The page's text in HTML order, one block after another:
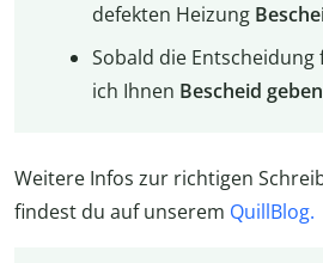
defekten Heizung
Sobald die
ich Ihnen Bescheid geben
Weitere Infos zur richtigen
findest du auf unserem QuillBlog.